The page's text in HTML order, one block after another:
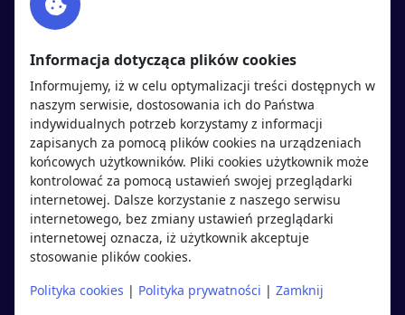
Twitter
Polityka cookies
Polityka prywatności
Kandydaci
Regulamin kandydata
Oferty pracy
Pracodawcy
Opinie o pracodawcach
Pracodawcy
Regulamin pracodawcy
Dodaj ogłoszenie
Informacja dotycząca plików cookies
Informujemy, iż w celu optymalizacji treści dostępnych w
naszym serwisie, dostosowania ich do Państwa
indywidualnych potrzeb korzystamy z informacji
zapisanych za pomocą plików cookies na urządzeniach
końcowych użytkowników. Pliki cookies użytkownik może
kontrolować za pomocą ustawień swojej przeglądarki
internetowej. Dalsze korzystanie z naszego serwisu
internetowego, bez zmiany ustawień przeglądarki
internetowej oznacza, iż użytkownik akceptuje
stosowanie plików cookies.
Polityka cookies | Polityka prywatności | Zamknij